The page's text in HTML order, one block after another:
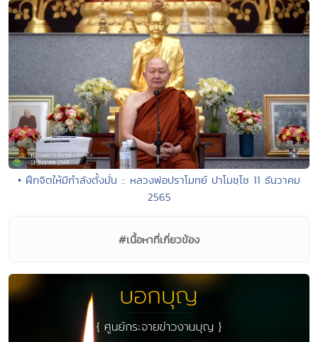
• ฝึกจิตให้มีกำลังตั้งมั่น :: หลวงพ่อปราโมทย์ ปาโมชฺโช 11 ธันวาคม
2565
#เนื้อหาที่เกี่ยวข้อง